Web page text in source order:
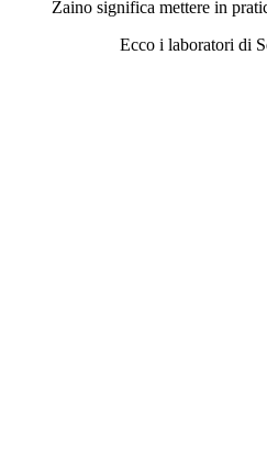
Zaino significa mettere in
Ecco i laboratori di